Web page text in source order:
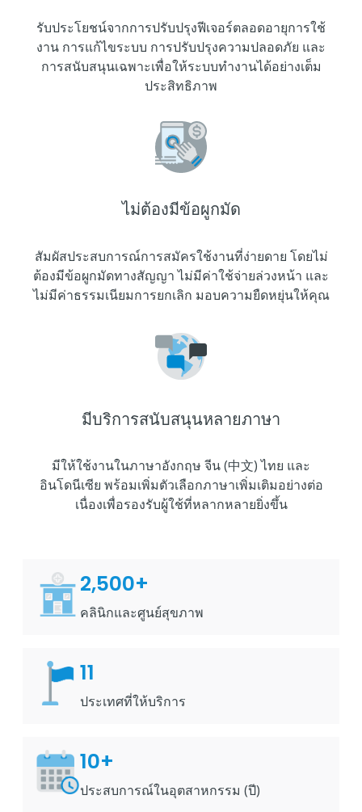
รับประโยชน์จากการปรับปรุงฟีเจอร์ตลอดอายุการใช้
งาน การแก้ไขระบบ การปรับปรุงความปลอดภัย และ
การสนับสนุนเฉพาะเพื่อให้ระบบทำงานได้อย่างเต็ม
ประสิทธิภาพ
ไม่ต้องมีข้อผูกมัด
สัมผัสประสบการณ์การสมัครใช้งานที่ง่ายดาย โดยไม่
ต้องมีข้อผูกมัดทางสัญญา ไม่มีค่าใช้จ่ายล่วงหน้า และ
ไม่มีค่าธรรมเนียมการยกเลิก มอบความยืดหยุ่นให้คุณ
มีบริการสนับสนุนหลายภาษา
มีให้ใช้งานในภาษาอังกฤษ จีน (中文) ไทย และ
อินโดนีเซีย พร้อมเพิ่มตัวเลือกภาษาเพิ่มเติมอย่างต่อ
เนื่องเพื่อรองรับผู้ใช้ที่หลากหลายยิ่งขึ้น
2,500+
คลินิกและศูนย์สุขภาพ
11
ประเทศที่ให้บริการ
10+
ประสบการณ์ในอุตสาหกรรม (ปี)